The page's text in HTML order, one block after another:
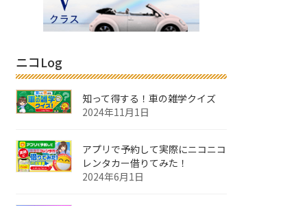
ニコLog
知って得する！車の雑学クイズ
2024年11月1日
アプリで予約して実際にニコニコ
レンタカー借りてみた！
2024年6月1日